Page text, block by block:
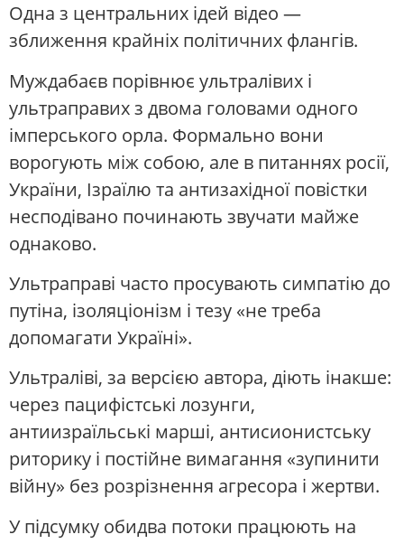
Одна з центральних ідей відео —
зближення крайніх політичних флангів.
Муждабаєв порівнює ультралівих і
ультраправих з двома головами одного
імперського орла. Формально вони
ворогують між собою, але в питаннях росії,
України, Ізраїлю та антизахідної повістки
несподівано починають звучати майже
однаково.
Ультраправі часто просувають симпатію до
путіна, ізоляціонізм і тезу «не треба
допомагати Україні».
Ультраліві, за версією автора, діють інакше:
через пацифістські лозунги,
антиизраїльські марші, антисионистську
риторику і постійне вимагання «зупинити
війну» без розрізнення агресора і жертви.
У підсумку обидва потоки працюють на